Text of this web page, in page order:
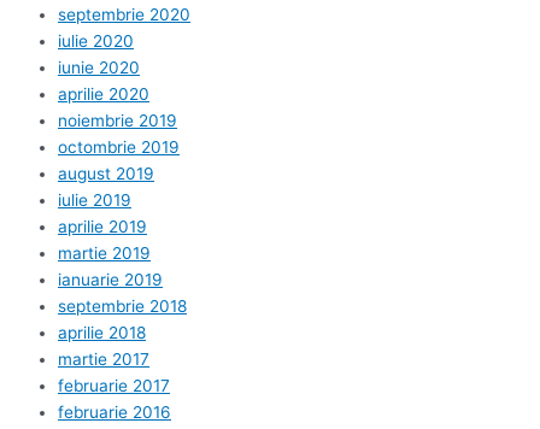
septembrie 2020
iulie 2020
iunie 2020
aprilie 2020
noiembrie 2019
octombrie 2019
august 2019
iulie 2019
aprilie 2019
martie 2019
ianuarie 2019
septembrie 2018
aprilie 2018
martie 2017
februarie 2017
februarie 2016